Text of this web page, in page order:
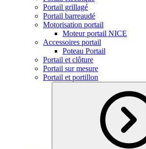
Portail grillagé
Portail barreaudé
Motorisation portail
Moteur portail NICE
Accessoires portail
Poteau Portail
Portail et clôture
Portail sur mesure
Portail et portillon